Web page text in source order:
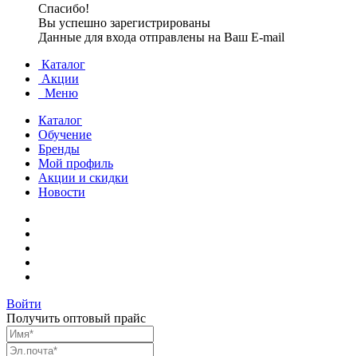
Спасибо!
Вы успешно зарегистрированы
Данные для входа отправлены на Ваш E-mail
Каталог
Акции
Меню
Каталог
Обучение
Бренды
Мой профиль
Акции и скидки
Новости
Войти
Получить оптовый прайс